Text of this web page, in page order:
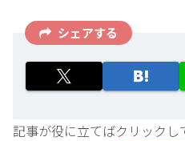
シェアする
記事が役に立てばクリックし